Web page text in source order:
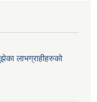
लाभग्राहीहरुको